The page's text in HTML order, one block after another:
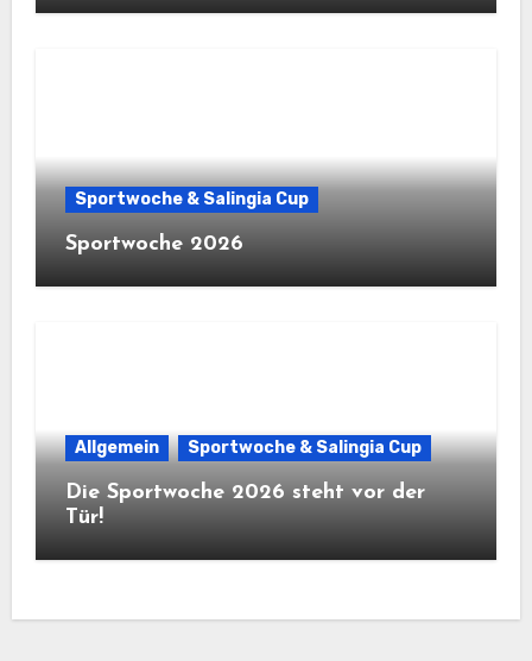
Sportwoche & Salingia Cup
Sportwoche 2026
Allgemein Sportwoche & Salingia Cup
Die Sportwoche 2026 steht vor der
Tür!